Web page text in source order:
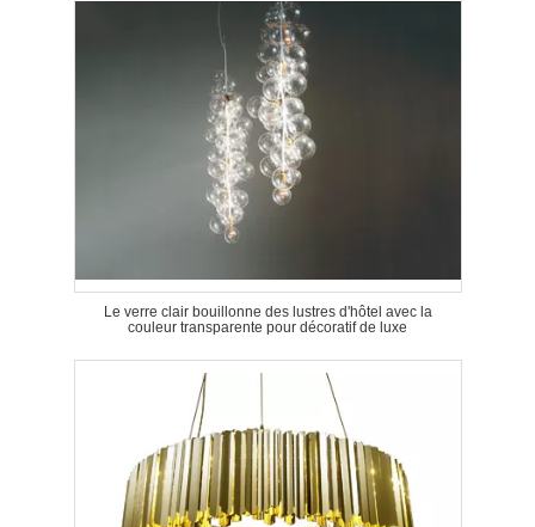
Le verre clair bouillonne des lustres d'hôtel avec la
couleur transparente pour décoratif de luxe